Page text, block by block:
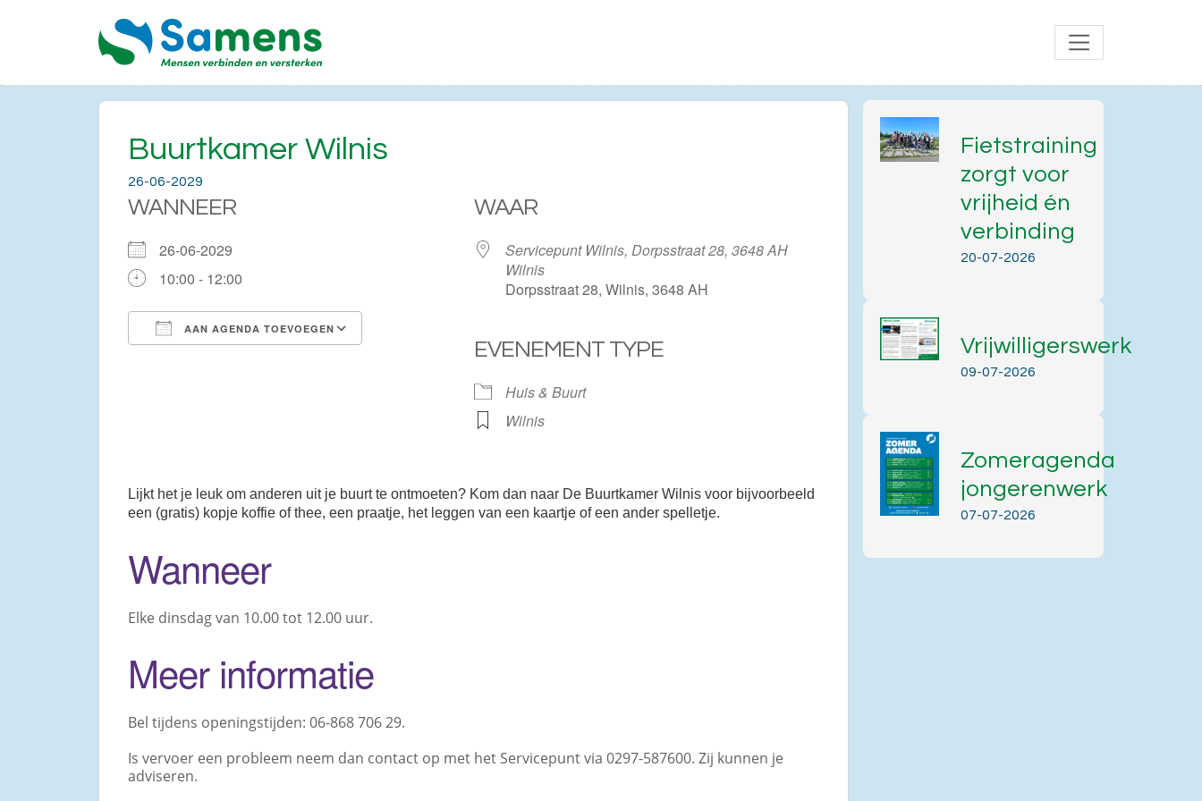
Buurtkamer Wilnis
26-06-2029
WANNEER
26-06-2029
10:00 - 12:00
AAN AGENDA TOEVOEGEN
Google Calendar iCalendar Office 365 Outlook Live
WAAR
Servicepunt Wilnis, Dorpsstraat 28, 3648 AH
Wilnis
Dorpsstraat 28, Wilnis, 3648 AH
EVENEMENT TYPE
Huis & Buurt
Wilnis
Lijkt het je leuk om anderen uit je buurt te ontmoeten? Kom dan naar De Buurtkamer Wilnis voor bijvoorbeeld
een (gratis) kopje koffie of thee, een praatje, het leggen van een kaartje of een ander spelletje.
Wanneer
Elke dinsdag van 10.00 tot 12.00 uur.
Meer informatie
Bel tijdens openingstijden: 06-868 706 29.
Is vervoer een probleem neem dan contact op met het Servicepunt via 0297-587600. Zij kunnen je
adviseren.
Fietstraining
zorgt voor
vrijheid én
verbinding
20-07-2026
Vrijwilligerswerk
09-07-2026
Zomeragenda
jongerenwerk
07-07-2026